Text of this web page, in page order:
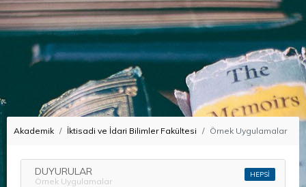
Akademik İktisadi ve İdari Bilimler Fakültesi Örnek Uygulamalar
DUYURULAR
Örnek Uygulamalar
HEPSİ